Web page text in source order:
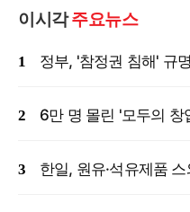
이시각주요뉴스